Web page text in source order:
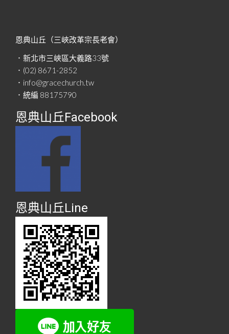
恩典山丘（三峽改革宗長老會）
．新北市三峽區大義路33號
．(02) 8671-2852
．info@gracechurch.tw
．統編 88175790
恩典山丘Facebook
恩典山丘Line